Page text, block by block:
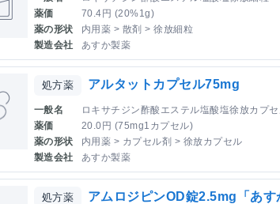
薬価
70.4円 (20%1g)
薬の形状
内用薬 > 散剤 > 徐放細粒
製造会社
あすか製薬
処方薬 アルタットカプセル75mg
一般名
ロキサチジン酢酸エステル塩酸塩徐放カプ
薬価
20.0円 (75mg1カプセル)
薬の形状
内用薬 > カプセル剤 > 徐放カプセル
製造会社
あすか製薬
処方薬 アムロジピンOD錠2.5mg「あす